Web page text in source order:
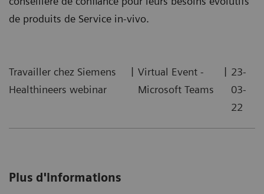
de produits de Service in-vivo.
Travailler chez Siemens
Healthineers webinar
| Virtual Event -
Microsoft Teams
| 23-
03-
22
Plus d'informations